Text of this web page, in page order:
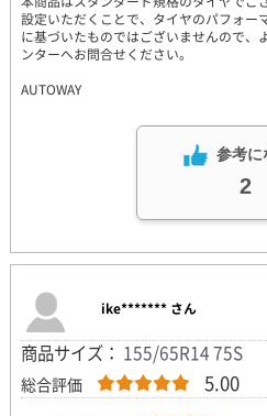
設定いただくことで、タイヤのパフォー
に基づいたものではございませんので、
ンターへお問合せください。
AUTOWAY
参考に
2
ike******* さん
商品サイズ： 155/65R14 75S
総合評価 5.00